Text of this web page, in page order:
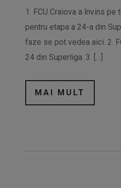
1. FCU Craiova a învins
pentru etapa a 24-a din
faze se pot vedea aici. 2.
24 din Superliga. 3. […]
MAI MULT